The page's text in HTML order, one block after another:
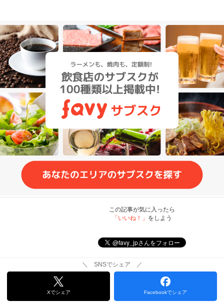
この記事が気に入ったら
「いいね！」 をしよう
＼ SNSでシェア ／
Xでシェア Facebookでシェア